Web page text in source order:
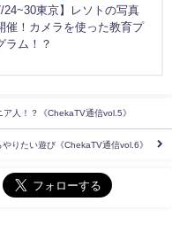
24~30東京】レソトの写真
催！カメラを使った教育プ
ラム！？
人！？《ChekaTV通信vol.5》
りたい遊び《ChekaTV通信vol.6》